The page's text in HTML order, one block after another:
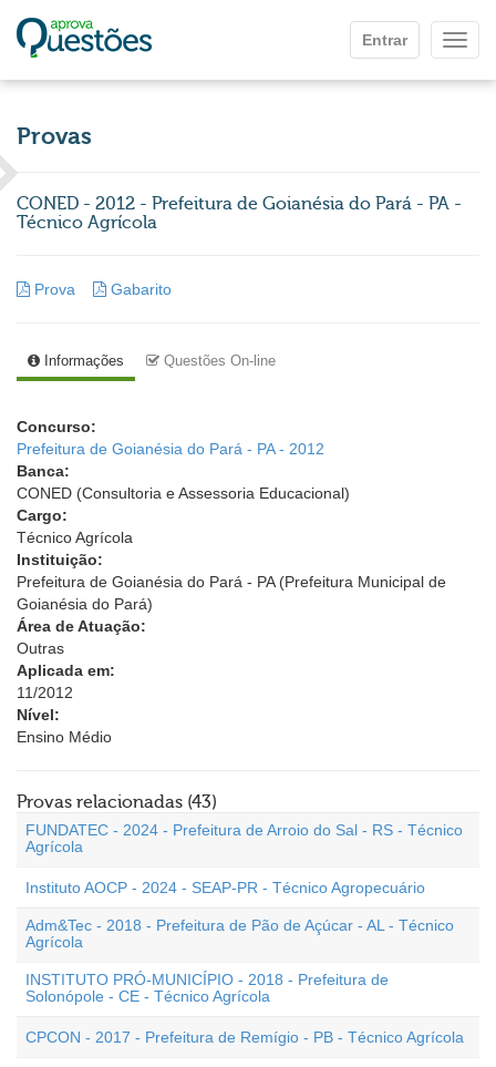
Entrar
Provas
CONED - 2012 - Prefeitura de Goianésia do Pará - PA -
Técnico Agrícola
Prova Gabarito
Informações Questões On-line
Concurso:
Prefeitura de Goianésia do Pará - PA - 2012
Banca:
CONED (Consultoria e Assessoria Educacional)
Cargo:
Técnico Agrícola
Instituição:
Prefeitura de Goianésia do Pará - PA (Prefeitura Municipal de
Goianésia do Pará)
Área de Atuação:
Outras
Aplicada em:
11/2012
Nível:
Ensino Médio
Provas relacionadas (43)
FUNDATEC - 2024 - Prefeitura de Arroio do Sal - RS - Técnico
Agrícola
Instituto AOCP - 2024 - SEAP-PR - Técnico Agropecuário
Adm&Tec - 2018 - Prefeitura de Pão de Açúcar - AL - Técnico
Agrícola
INSTITUTO PRÓ-MUNICÍPIO - 2018 - Prefeitura de
Solonópole - CE - Técnico Agrícola
CPCON - 2017 - Prefeitura de Remígio - PB - Técnico Agrícola